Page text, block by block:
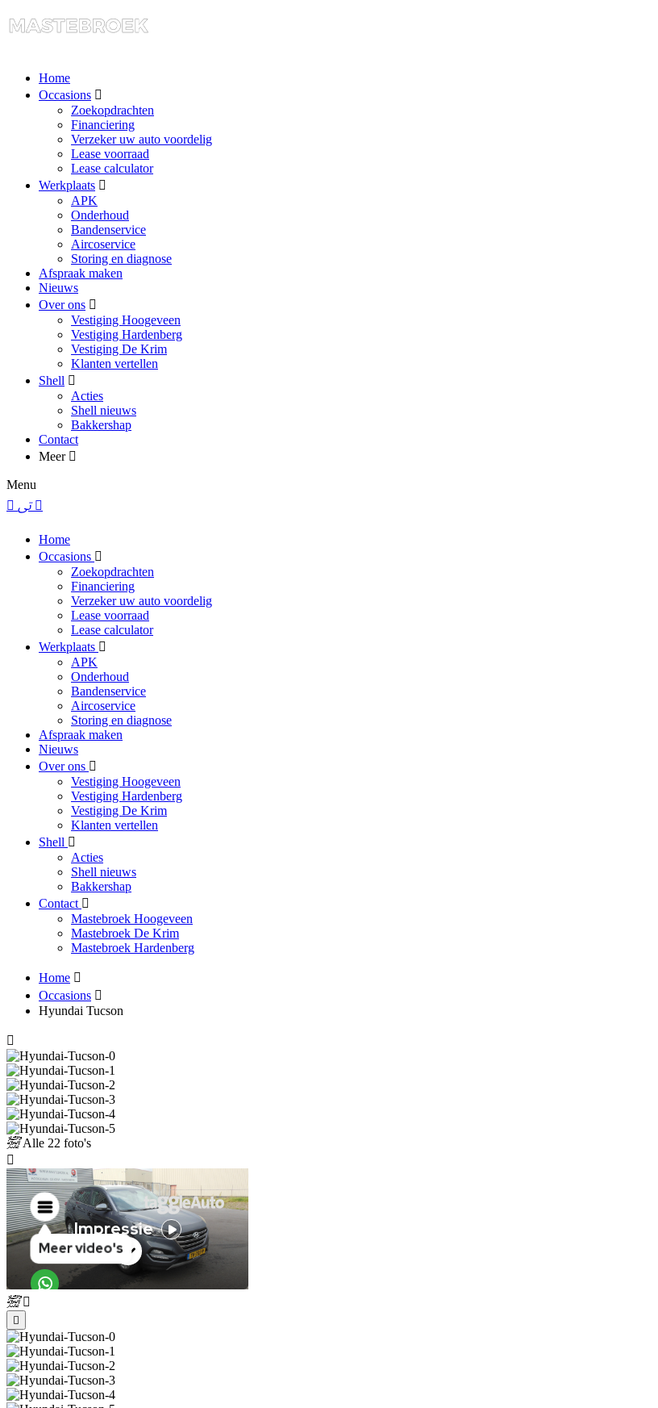
Home
Occasions
Zoekopdrachten
Financiering
Verzeker uw auto voordelig
Lease voorraad
Lease calculator
Werkplaats
APK
Onderhoud
Bandenservice
Aircoservice
Storing en diagnose
Afspraak maken
Nieuws
Over ons
Vestiging Hoogeveen
Vestiging Hardenberg
Vestiging De Krim
Klanten vertellen
Shell
Acties
Shell nieuws
Bakkershap
Contact
Meer
Menu
Home
Occasions
Zoekopdrachten
Financiering
Verzeker uw auto voordelig
Lease voorraad
Lease calculator
Werkplaats
APK
Onderhoud
Bandenservice
Aircoservice
Storing en diagnose
Afspraak maken
Nieuws
Over ons
Vestiging Hoogeveen
Vestiging Hardenberg
Vestiging De Krim
Klanten vertellen
Shell
Acties
Shell nieuws
Bakkershap
Contact
Mastebroek Hoogeveen
Mastebroek De Krim
Mastebroek Hardenberg
Home
Occasions
Hyundai Tucson
Alle 22 foto's